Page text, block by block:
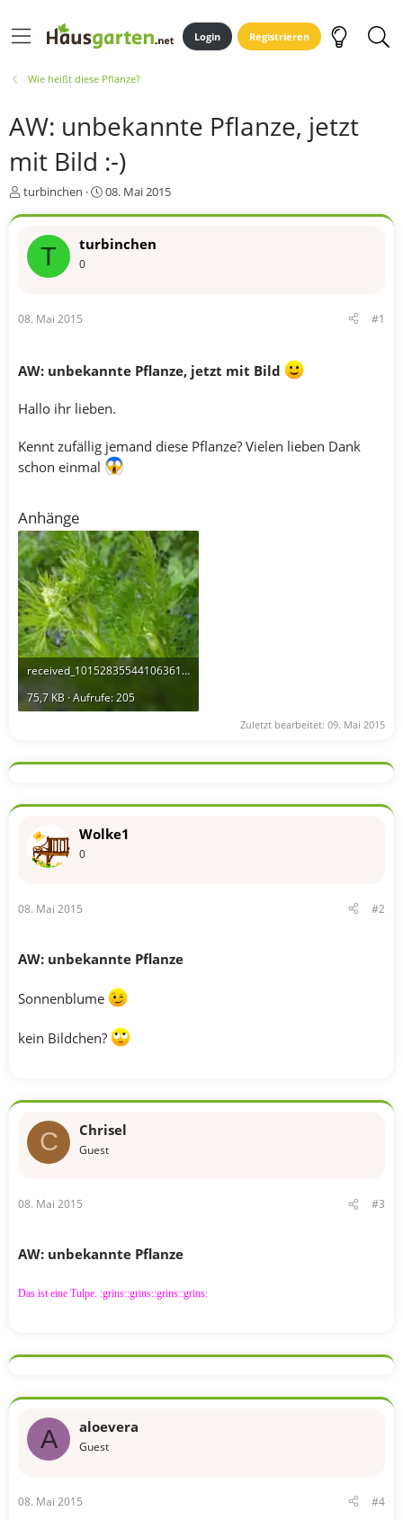
Login Registrieren
Wie heißt diese Pflanze?
AW: unbekannte Pflanze, jetzt
mit Bild :-)
E
e
r
turbinchen
E
t
08. Mai 2015
T turbinchen
0
08. Mai 2015 #1
AW: unbekannte Pflanze, jetzt mit Bild
Hallo ihr lieben.
Kennt zufällig jemand diese Pflanze? Vielen lieben Dank
schon einmal
Anhänge
received_10152835544106361.webp
75,7 KB · Aufrufe: 205
Zuletzt bearbeitet: 09. Mai 2015
Wolke1
0
08. Mai 2015 #2
AW: unbekannte Pflanze
Sonnenblume
kein Bildchen?
C Chrisel
Guest
08. Mai 2015 #3
AW: unbekannte Pflanze
Das ist eine Tulpe. :grins::grins::grins::grins:
A aloevera
Guest
08. Mai 2015 #4